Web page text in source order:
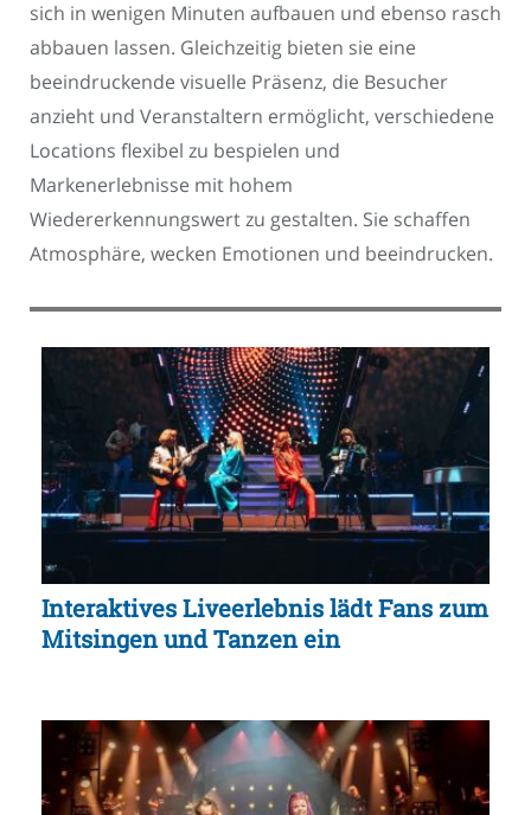
sich in wenigen Minuten aufbauen und ebenso rasch
abbauen lassen. Gleichzeitig bieten sie eine
beeindruckende visuelle Präsenz, die Besucher
anzieht und Veranstaltern ermöglicht, verschiedene
Locations flexibel zu bespielen und
Markenerlebnisse mit hohem
Wiedererkennungswert zu gestalten. Sie schaffen
Atmosphäre, wecken Emotionen und beeindrucken.
Interaktives Liveerlebnis lädt Fans zum
Mitsingen und Tanzen ein